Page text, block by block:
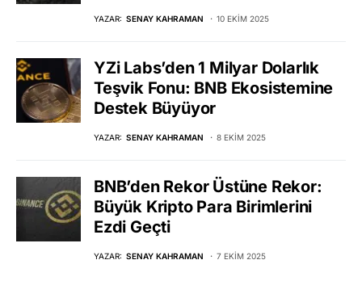
YAZAR: SENAY KAHRAMAN 10 EKIM 2025
YZi Labs’den 1 Milyar Dolarlık
Teşvik Fonu: BNB Ekosistemine
Destek Büyüyor
YAZAR: SENAY KAHRAMAN 8 EKIM 2025
BNB’den Rekor Üstüne Rekor:
Büyük Kripto Para Birimlerini
Ezdi Geçti
YAZAR: SENAY KAHRAMAN 7 EKIM 2025